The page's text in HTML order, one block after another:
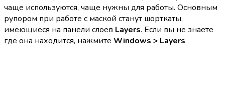
чаще используются, чаще нужны для работы. Основным
рупором при работе с маской станут шорткаты,
имеющиеся на панели слоев Layers. Если вы не знаете
где она находится, нажмите Windows > Layers